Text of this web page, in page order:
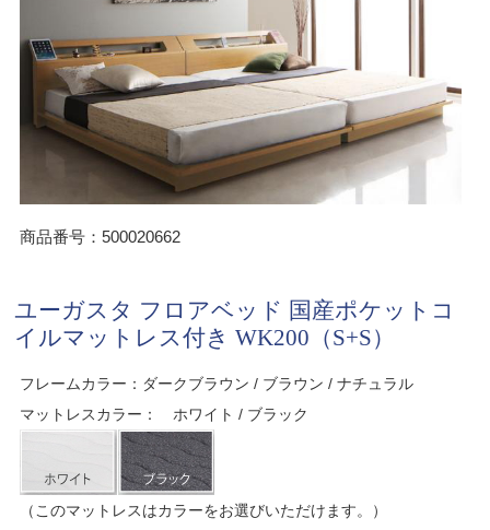
商品番号：500020662
ユーガスタ フロアベッド 国産ポケットコ
イルマットレス付き WK200（S+S）
フレームカラー：ダークブラウン / ブラウン / ナチュラル
マットレスカラー： ホワイト / ブラック
（このマットレスはカラーをお選びいただけます。）